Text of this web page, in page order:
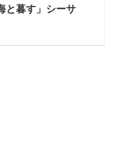
と暮す」シーサ